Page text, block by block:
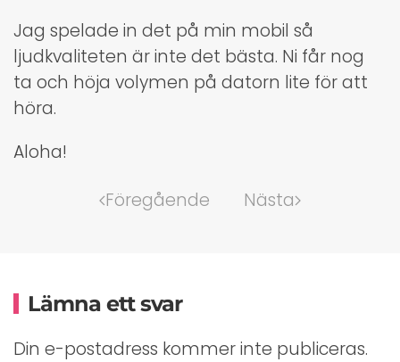
Jag spelade in det på min mobil så
ljudkvaliteten är inte det bästa. Ni får nog
ta och höja volymen på datorn lite för att
höra.
Aloha!
Föregående
Nästa
Lämna ett svar
Din e-postadress kommer inte publiceras.